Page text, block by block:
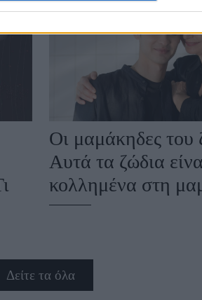
Οι μαμάκηδες του
Αυτά τα ζώδια
κολλημένα στη
Δείτε τα όλα